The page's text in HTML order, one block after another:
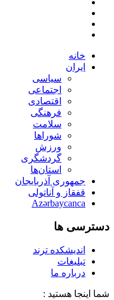
خانه
ایران
سیاسی
اجتماعی
اقتصادی
فرهنگی
سلامت
شوراها
ورزش
گردشگری
استان‌ها
جمهوری آذربایجان
قفقاز و آناتولی
Azərbaycanca
دسترسی ها
اندیشکده ترند
تبلیغات
درباره ما
شما اینجا هستید :